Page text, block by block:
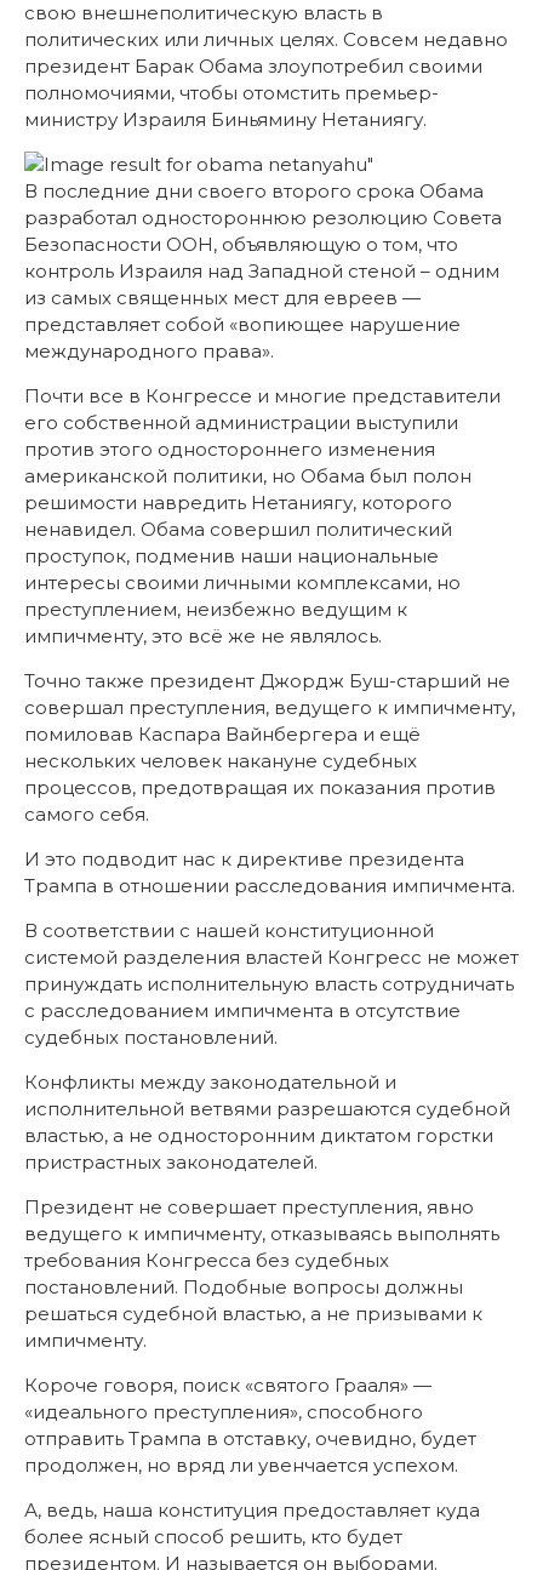
свою внешнеполитическую власть в
политических или личных целях. Совсем недавно
президент Барак Обама злоупотребил своими
полномочиями, чтобы отомстить премьер-
министру Израиля Биньямину Нетаниягу.
В последние дни своего второго срока Обама
разработал одностороннюю резолюцию Совета
Безопасности ООН, объявляющую о том, что
контроль Израиля над Западной стеной – одним
из самых священных мест для евреев —
представляет собой «вопиющее нарушение
международного права».
Почти все в Конгрессе и многие представители
его собственной администрации выступили
против этого одностороннего изменения
американской политики, но Обама был полон
решимости навредить Нетаниягу, которого
ненавидел. Обама совершил политический
проступок, подменив наши национальные
интересы своими личными комплексами, но
преступлением, неизбежно ведущим к
импичменту, это всё же не являлось.
Точно также президент Джордж Буш-старший не
совершал преступления, ведущего к импичменту,
помиловав Каспара Вайнбергера и ещё
нескольких человек накануне судебных
процессов, предотвращая их показания против
самого себя.
И это подводит нас к директиве президента
Трампа в отношении расследования импичмента.
В соответствии с нашей конституционной
системой разделения властей Конгресс не может
принуждать исполнительную власть сотрудничать
с расследованием импичмента в отсутствие
судебных постановлений.
Конфликты между законодательной и
исполнительной ветвями разрешаются судебной
властью, а не односторонним диктатом горстки
пристрастных законодателей.
Президент не совершает преступления, явно
ведущего к импичменту, отказываясь выполнять
требования Конгресса без судебных
постановлений. Подобные вопросы должны
решаться судебной властью, а не призывами к
импичменту.
Короче говоря, поиск «святого Грааля» —
«идеального преступления», способного
отправить Трампа в отставку, очевидно, будет
продолжен, но вряд ли увенчается успехом.
А, ведь, наша конституция предоставляет куда
более ясный способ решить, кто будет
президентом. И называется он выборами.